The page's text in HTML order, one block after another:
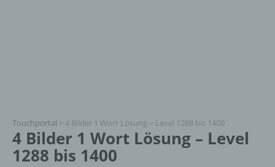
Touchportal > 4 Bilder 1 Wort Lösung – Level 1288 bis 1400
4 Bilder 1 Wort Lösung – Level
1288 bis 1400